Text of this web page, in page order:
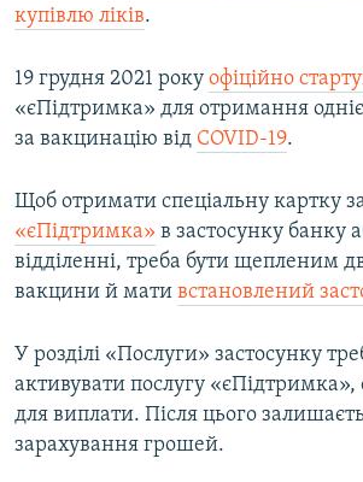
купівлю ліків.
19 грудня 2021 року офіційно
«єПідтримка» для отримання
за вакцинацію від COVID-19.
Щоб отримати спеціальну картку
«єПідтримка» в застосунку банку
відділенні, треба бути щепленим
вакцини й мати встановлений
У розділі «Послуги» застосунку
активувати послугу
для виплати. Після цього
зарахування грошей.